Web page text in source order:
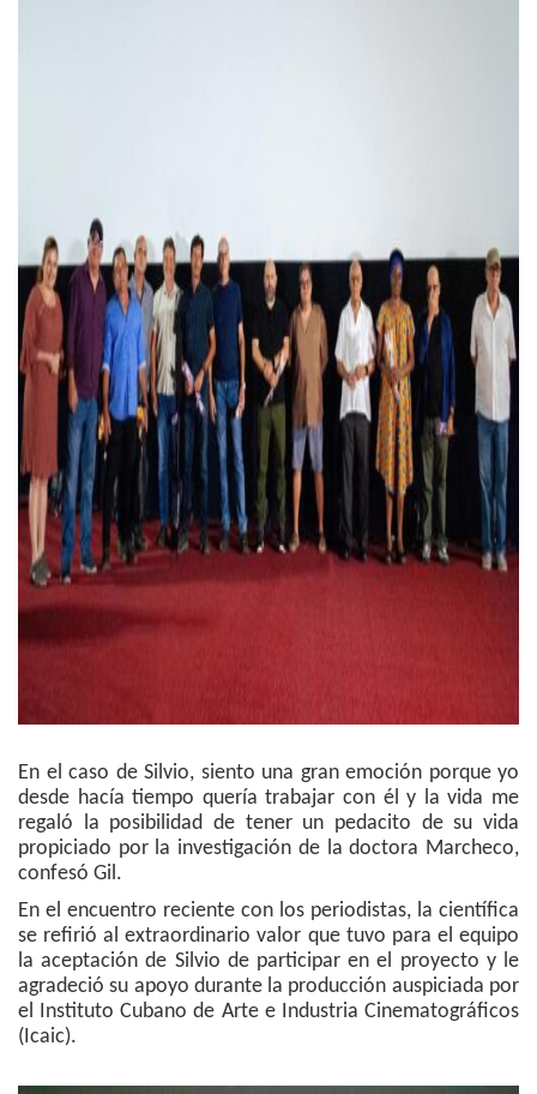
En el caso de Silvio, siento una gran emoción porque yo
desde hacía tiempo quería trabajar con él y la vida me
regaló la posibilidad de tener un pedacito de su vida
propiciado por la investigación de la doctora Marcheco,
confesó Gil.
En el encuentro reciente con los periodistas, la científica
se refirió al extraordinario valor que tuvo para el equipo
la aceptación de Silvio de participar en el proyecto y le
agradeció su apoyo durante la producción auspiciada por
el Instituto Cubano de Arte e Industria Cinematográficos
(Icaic).